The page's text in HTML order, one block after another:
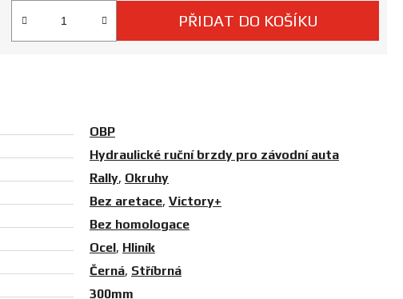
PŘIDAT DO KOŠÍKU
OBP
Hydraulické ruční brzdy pro závodní auta
Rally, Okruhy
Bez aretace, Victory+
Bez homologace
Ocel, Hliník
Černá, Stříbrná
300mm